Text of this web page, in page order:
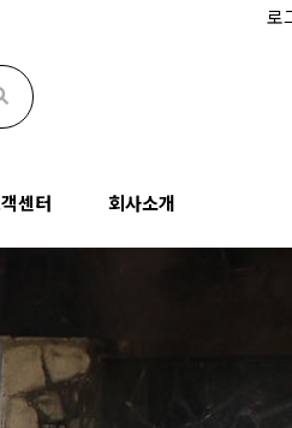
업/단체문의
통역문의
박람회문의
질문과 답변
검색하기
로
센터
과 답변
약관
회사소개
협력업체
블로그